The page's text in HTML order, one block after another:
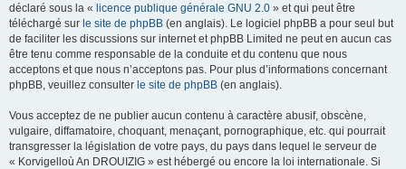
déclaré sous la « licence publique générale GNU 2.0 » et qui peut être
téléchargé sur le site de phpBB (en anglais). Le logiciel phpBB a pour seul but
de faciliter les discussions sur internet et phpBB Limited ne peut en aucun cas
être tenu comme responsable de la conduite et du contenu que nous
acceptons et que nous n’acceptons pas. Pour plus d’informations concernant
phpBB, veuillez consulter le site de phpBB (en anglais).
Vous acceptez de ne publier aucun contenu à caractère abusif, obscène,
vulgaire, diffamatoire, choquant, menaçant, pornographique, etc. qui pourrait
transgresser la législation de votre pays, du pays dans lequel le serveur de
« Korvigelloù An DROUIZIG » est hébergé ou encore la loi internationale. Si